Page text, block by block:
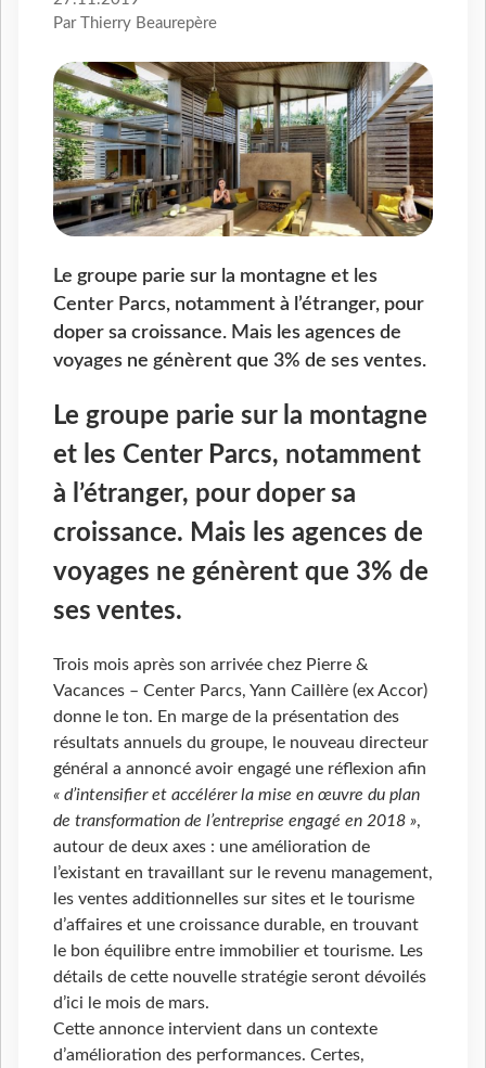
Par Thierry Beaurepère
Le groupe parie sur la montagne et les
Center Parcs, notamment à l’étranger, pour
doper sa croissance. Mais les agences de
voyages ne génèrent que 3% de ses ventes.
Le groupe parie sur la montagne
et les Center Parcs, notamment
à l’étranger, pour doper sa
croissance. Mais les agences de
voyages ne génèrent que 3% de
ses ventes.
Trois mois après son arrivée chez Pierre &
Vacances – Center Parcs, Yann Caillère (ex Accor)
donne le ton. En marge de la présentation des
résultats annuels du groupe, le nouveau directeur
général a annoncé avoir engagé une réflexion afin
« d’intensifier et accélérer la mise en œuvre du plan
de transformation de l’entreprise engagé en 2018 »,
autour de deux axes : une amélioration de
l’existant en travaillant sur le revenu management,
les ventes additionnelles sur sites et le tourisme
d’affaires et une croissance durable, en trouvant
le bon équilibre entre immobilier et tourisme. Les
détails de cette nouvelle stratégie seront dévoilés
d’ici le mois de mars.
Cette annonce intervient dans un contexte
d’amélioration des performances. Certes,